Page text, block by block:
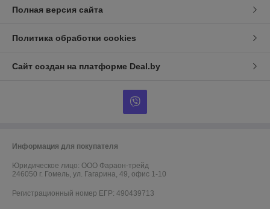
Полная версия сайта
Политика обработки cookies
Сайт создан на платформе Deal.by
Информация для покупателя
Юридическое лицо: ООО Фараон-трейд
246050 г. Гомель, ул. Гагарина, 49, офис 1-10
Регистрационный номер ЕГР: 490439713